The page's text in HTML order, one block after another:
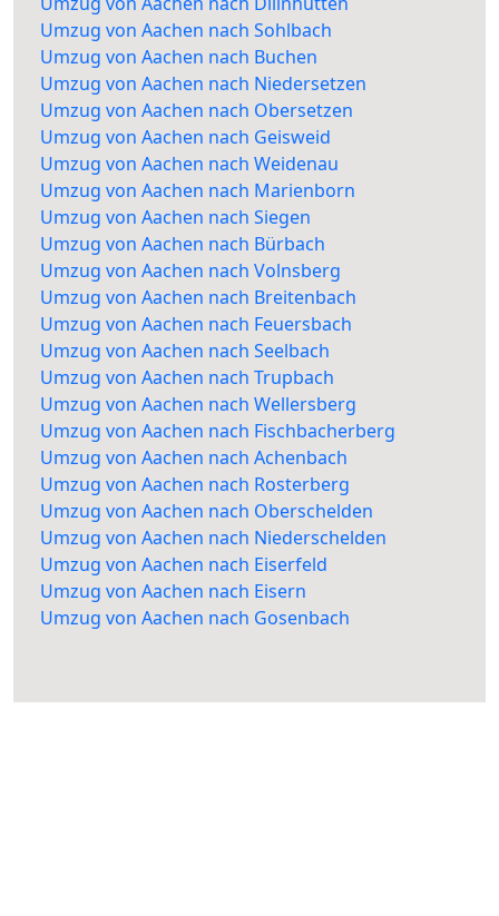
Umzug von Aachen nach Sohlbach
Umzug von Aachen nach Buchen
Umzug von Aachen nach Niedersetzen
Umzug von Aachen nach Obersetzen
Umzug von Aachen nach Geisweid
Umzug von Aachen nach Weidenau
Umzug von Aachen nach Marienborn
Umzug von Aachen nach Siegen
Umzug von Aachen nach Bürbach
Umzug von Aachen nach Volnsberg
Umzug von Aachen nach Breitenbach
Umzug von Aachen nach Feuersbach
Umzug von Aachen nach Seelbach
Umzug von Aachen nach Trupbach
Umzug von Aachen nach Wellersberg
Umzug von Aachen nach Fischbacherberg
Umzug von Aachen nach Achenbach
Umzug von Aachen nach Rosterberg
Umzug von Aachen nach Oberschelden
Umzug von Aachen nach Niederschelden
Umzug von Aachen nach Eiserfeld
Umzug von Aachen nach Eisern
Umzug von Aachen nach Gosenbach